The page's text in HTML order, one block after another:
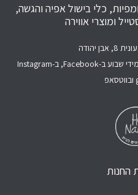
כלי בישול אפיה והגשה,
ומוצרי אווירה
יהודה
ופתוחה בהתאם לשעות שמתעדכנות מידי שבוע ב-Facebook, ב-Instagram
החנות